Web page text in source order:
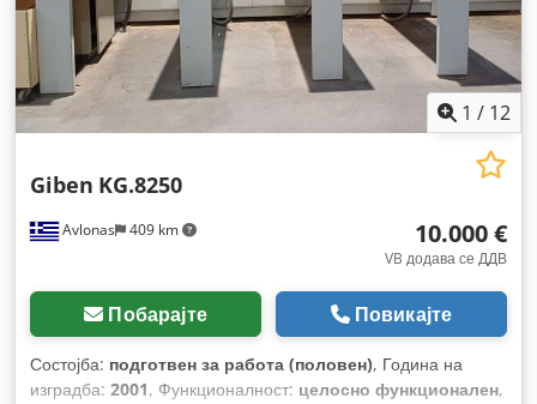
1 / 12
Avlonas 409 km
Giben KG.8250
10.000 €
VB додава се ДДВ
Побарајте Повикајте
Состојба: подготвен за работа (половен), Година на
изградба: 2001, Функционалност: целосно функционален,